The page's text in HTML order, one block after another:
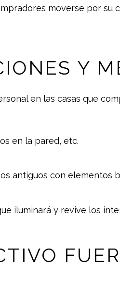
moverse por su
Y
en las casas que
en la pared, etc.
antiguos con elementos
iluminará y revive los